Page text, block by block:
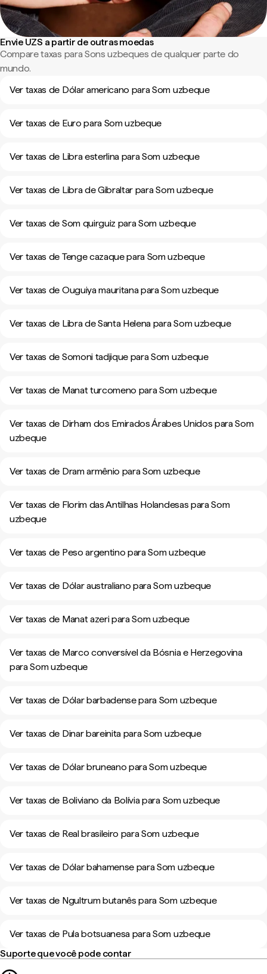
Envie UZS a partir de outras moedas
Compare taxas para Sons uzbeques de qualquer parte do
mundo.
Ver taxas de Dólar americano para Som uzbeque
Ver taxas de Euro para Som uzbeque
Ver taxas de Libra esterlina para Som uzbeque
Ver taxas de Libra de Gibraltar para Som uzbeque
Ver taxas de Som quirguiz para Som uzbeque
Ver taxas de Tenge cazaque para Som uzbeque
Ver taxas de Ouguiya mauritana para Som uzbeque
Ver taxas de Libra de Santa Helena para Som uzbeque
Ver taxas de Somoni tadjique para Som uzbeque
Ver taxas de Manat turcomeno para Som uzbeque
Ver taxas de Dirham dos Emirados Árabes Unidos para Som
uzbeque
Ver taxas de Dram armênio para Som uzbeque
Ver taxas de Florim das Antilhas Holandesas para Som
uzbeque
Ver taxas de Peso argentino para Som uzbeque
Ver taxas de Dólar australiano para Som uzbeque
Ver taxas de Manat azeri para Som uzbeque
Ver taxas de Marco conversível da Bósnia e Herzegovina
para Som uzbeque
Ver taxas de Dólar barbadense para Som uzbeque
Ver taxas de Dinar bareinita para Som uzbeque
Ver taxas de Dólar bruneano para Som uzbeque
Ver taxas de Boliviano da Bolívia para Som uzbeque
Ver taxas de Real brasileiro para Som uzbeque
Ver taxas de Dólar bahamense para Som uzbeque
Ver taxas de Ngultrum butanês para Som uzbeque
Ver taxas de Pula botsuanesa para Som uzbeque
Suporte que você pode contar